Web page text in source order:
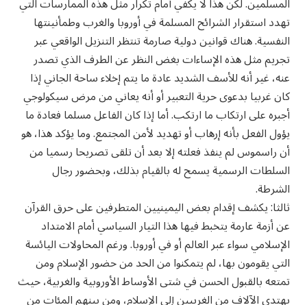
تهدد استقرار الشرائح المسلمة في أوروبا والغرب وطمأنينتها
النفسية. هناك قوانين دولية صارمة تنتظر التنزيل الواقعي عبر
تجريم مثل هذه الإساءات بغض النظر عن الطرف الذي تصدر
عنه، غير أنه للأسف الشديد عادة ما يتم إخلاء ساحة الجاني إذا
كان غربيا بدعوى حرية التعبير أو أنه يعاني من مرض سيكولوجي
أجبره على ارتكاب ما ارتكب. أما إذا كان الفاعل مسلما فعادة ما
يؤول الفعل بأنه إرهاب أو تهديد لأمن المجتمع. وما يؤكد هذا، هو
أن راسموس لم ينفذ فعلته إلا بعد أن تلقى تصريحا رسميا من
السلطات الرسمية يسمح له بالقيام بذلك، وبحضور رجال
الشرطة.
ثالثا: يكشف إقدام بعض اليمينيين المتطرفين على حرق القرآن
عن أزمة عارمة يتخبط فيها هذا التيار السياسي أمام الامتداد
الإسلامي سواء عبر العالم أو في أوروبا. ورغم المحاولات اليائسة
التي يقومون بها، لم يتمكنوا من الحد من حضور الإسلام ومن
تمتعه بالقبول الحسن في شتى الأوساط الأوروبية والغربية، حيث